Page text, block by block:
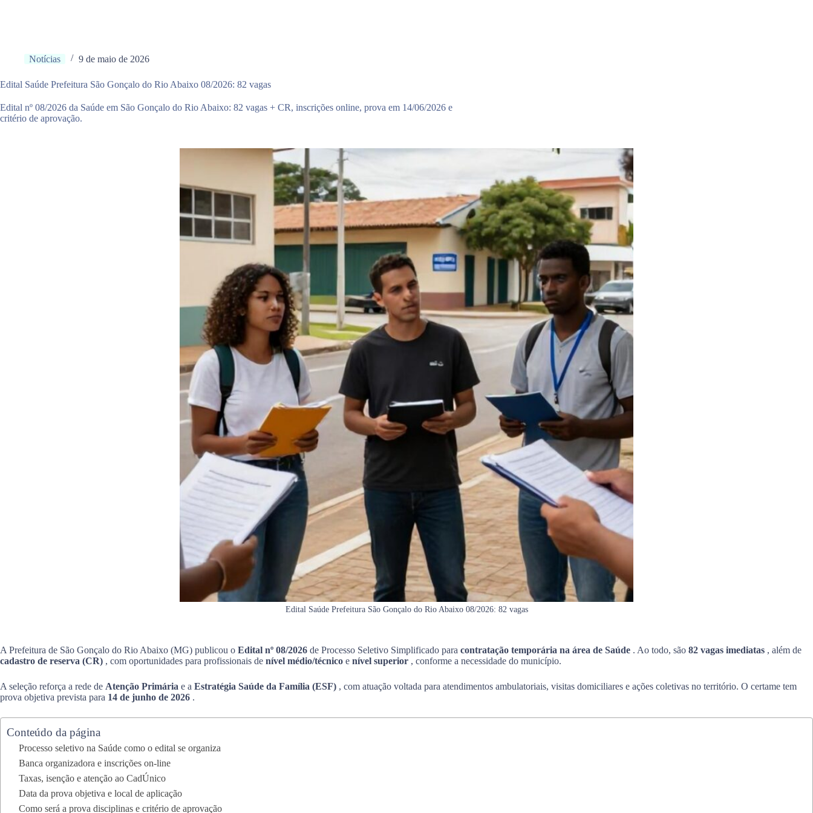
Notícias 9 de maio de 2026
Edital Saúde Prefeitura São Gonçalo do Rio Abaixo 08/2026: 82 vagas
Edital nº 08/2026 da Saúde em São Gonçalo do Rio Abaixo: 82 vagas + CR, inscrições online, prova em 14/06/2026 e
critério de aprovação.
Edital Saúde Prefeitura São Gonçalo do Rio Abaixo 08/2026: 82 vagas
A Prefeitura de São Gonçalo do Rio Abaixo (MG) publicou o Edital nº 08/2026 de Processo Seletivo Simplificado para contratação temporária na área de Saúde . Ao todo, são 82 vagas imediatas , além de
cadastro de reserva (CR) , com oportunidades para profissionais de nível médio/técnico e nível superior , conforme a necessidade do município.
A seleção reforça a rede de Atenção Primária e a Estratégia Saúde da Família (ESF) , com atuação voltada para atendimentos ambulatoriais, visitas domiciliares e ações coletivas no território. O certame tem
prova objetiva prevista para 14 de junho de 2026 .
Conteúdo da página
Processo seletivo na Saúde como o edital se organiza
Banca organizadora e inscrições on-line
Taxas, isenção e atenção ao CadÚnico
Data da prova objetiva e local de aplicação
Como será a prova disciplinas e critério de aprovação